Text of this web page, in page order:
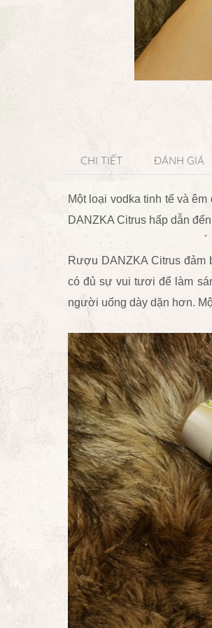
CHI TIẾT ĐÁNH GIÁ
Một loại vodka tinh tế và
DANZKA Citrus hấp dẫn
Rượu DANZKA Citrus
có đủ sự vui tươi để làm
người uống dày dặn hơn.